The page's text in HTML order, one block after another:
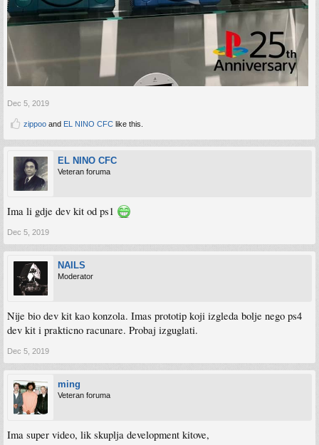
Dec 5, 2019
zippoo and EL NINO CFC like this.
EL NINO CFC
Veteran foruma
Ima li gdje dev kit od ps1
Dec 5, 2019
NAILS
Moderator
Nije bio dev kit kao konzola. Imas prototip koji izgleda bolje nego ps4
dev kit i prakticno racunare. Probaj izguglati.
Dec 5, 2019
ming
Veteran foruma
Ima super video, lik skuplja development kitove,